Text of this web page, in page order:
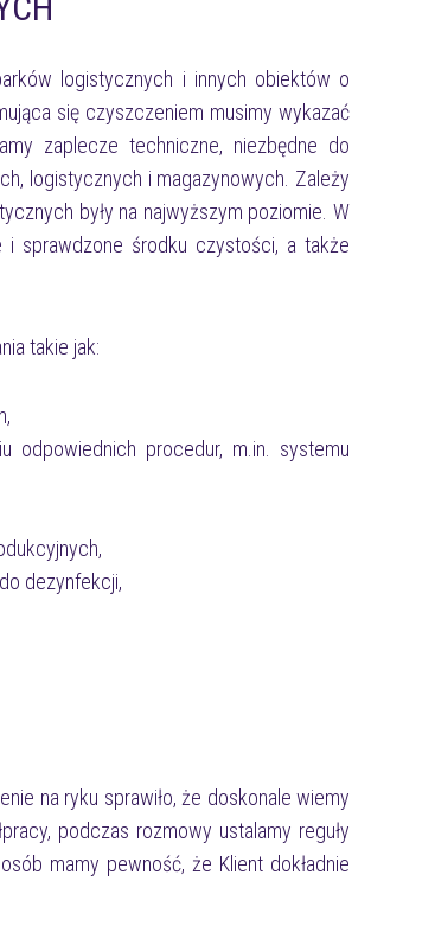
logistycznych i innych obiektów o
się czyszczeniem musimy wykazać
zaplecze techniczne, niezbędne do
logistycznych i magazynowych. Zależy
były na najwyższym poziomie. W
sprawdzone środku czystości, a także
takie jak:
odpowiednich procedur, m.in. systemu
dezynfekcji,
na ryku sprawiło, że doskonale wiemy
podczas rozmowy ustalamy reguły
mamy pewność, że Klient dokładnie